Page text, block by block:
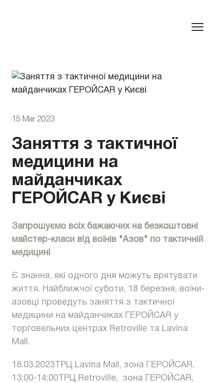
15 Mar 2023
Заняття з тактичної
медицини на
майданчиках
ГЕРОЙCAR у Києві
Запрошуємо всіх бажаючих на безкоштовні
майстер-класи від воїнів "Азов" по тактичній
медицині
Є знання, які одного дня можуть врятувати
життя. Найближчої суботи, 18 березня, воїни-
азовці проведуть заняття з тактичної
медицини на майданчиках ГЕРОЙCAR у
торговельних центрах Retroville та Lavina
Mall.
18.03.2023ТРЦ Lavina Mall, зона ГЕРОЙCAR,
13:00-14:00ТРЦ Retroville, зона ГЕРОЙCAR,